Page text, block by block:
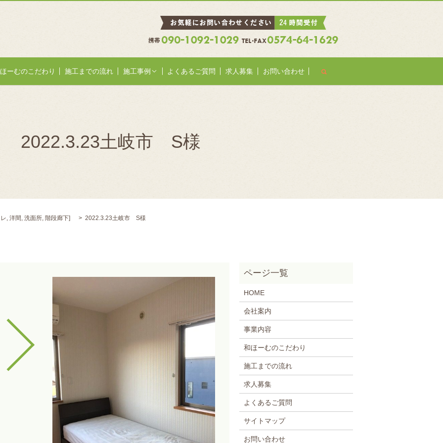
ーむのこだわり 施工までの流れ 施工事例 よくあるご質問 求人募集 お問い合わせ
2022.3.23土岐市 S様
, 洋間 , 洗面所, 階段廊下] 2022.3.23土岐市 S様
HOME
会社案内
事業内容
和ほーむのこだわり
施工までの流れ
求人募集
よくあるご質問
サイトマップ
お問い合わせ